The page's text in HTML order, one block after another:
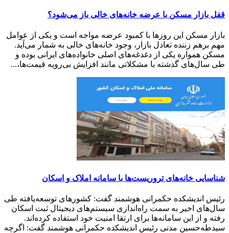
قفل بازار مسکن با عرضه خانه‌های خالی باز می‌شود؟
بازار مسکن این روزها با کمبود عرضه مواجه است و یکی از عوامل
مهم برهم زننده تعادل بازار، وجود خانه‌های خالی به شمار می‌آید.
مسکن همواره یکی از دغدغه‌های اصلی خانواده‌های ایرانی بوده و
طی سال‌های گذشته با مشکلاتی مانند افزایش بی‌رویه قیمت‌ها،...
شناسایی خانه‌های تروریست‌ها با سامانه املاک و اسکان
رئیس اندیشکده حکمرانی هوشمند گفت: کشورهای توسعه‌یافته طی
سال‌های اخیر به سمت راه‌اندازی سیستم‌های دیجیتال ثبت اسکان
رفته و از این سامانه‌ها برای ارتقا امنیت خود استفاده کرده‌اند.
سیدطه‌حسین مدنی رئیس اندیشکده حکمرانی هوشمند گفت: اگرچه